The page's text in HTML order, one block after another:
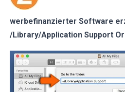
werbefinanzierter Software
/Library/Application Support